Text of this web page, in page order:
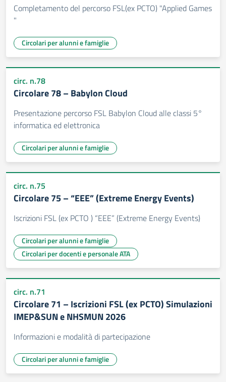
Completamento del percorso FSL(ex PCTO) "Applied Games
"
Circolari per alunni e famiglie
circ. n.78
Circolare 78 – Babylon Cloud
Presentazione percorso FSL Babylon Cloud alle classi 5°
informatica ed elettronica
Circolari per alunni e famiglie
circ. n.75
Circolare 75 – “EEE” (Extreme Energy Events)
Iscrizioni FSL (ex PCTO ) “EEE” (Extreme Energy Events)
Circolari per alunni e famiglie
Circolari per docenti e personale ATA
circ. n.71
Circolare 71 – Iscrizioni FSL (ex PCTO) Simulazioni
IMEP&SUN e NHSMUN 2026
Informazioni e modalità di partecipazione
Circolari per alunni e famiglie